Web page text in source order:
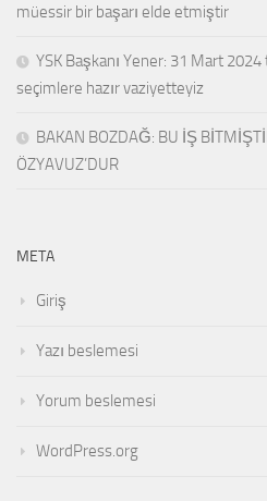
müessir bir başarı elde etmiştir
YSK Başkanı Yener: 31 Mart
seçimlere hazır vaziyetteyiz
BAKAN BOZDAĞ: BU İŞ
ÖZYAVUZ’DUR
META
Giriş
Yazı beslemesi
Yorum beslemesi
WordPress.org